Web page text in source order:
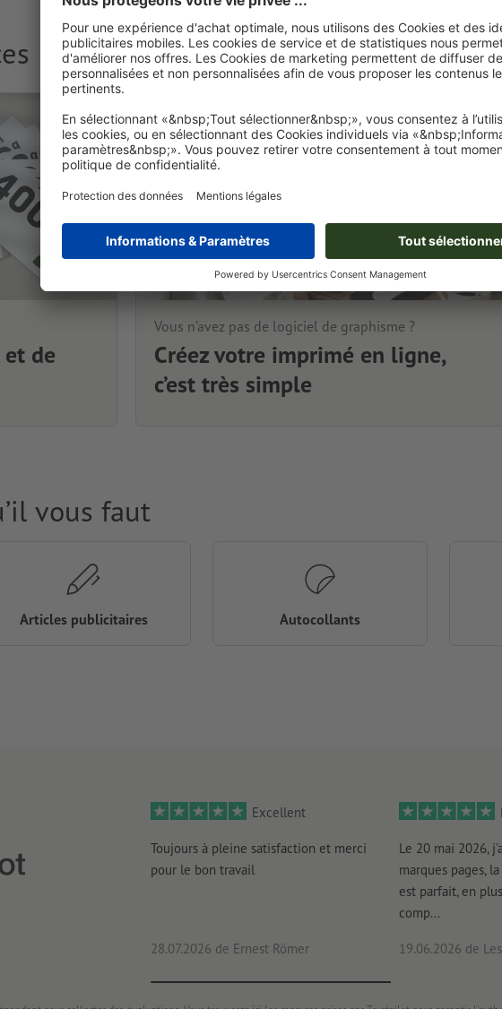
de
Vous n’avez pas de logiciel de graphisme ?
Créez votre imprimé en ligne,
c’est très simple
Excellent
Toujours à pleine satisfaction et merci
pour le bon travail
28.07.2026 de Ernest Römer
Le 20 mai 2026,
marques pages,
est parfait, en
comp...
19.06.2026 de
vous faut
Articles publicitaires Autocollants